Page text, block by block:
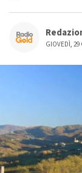
GIOVEDÌ, 29